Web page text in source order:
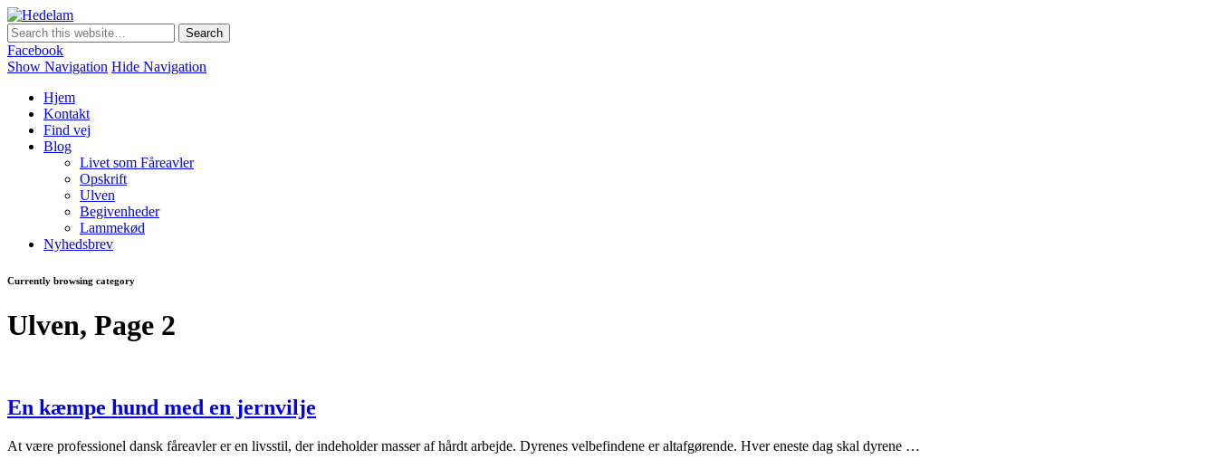
Danmarks bedste lammekød Direkte fra den Sønderjyske hede
Facebook
Show Navigation Hide Navigation
Hjem
Kontakt
Find vej
Blog
Livet som Fåreavler
Opskrift
Ulven
Begivenheder
Lammekød
Nyhedsbrev
Currently browsing category
Ulven, Page 2
En kæmpe hund med en jernvilje
At være professionel dansk fåreavler er en livsstil, der indeholder masser af hårdt arbejde. Dyrenes velbefindene er altafgørende. Hver eneste dag skal dyrene …